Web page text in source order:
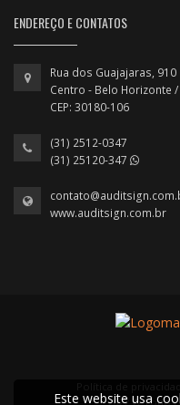
ENDEREÇO E CONTATOS
Rua dos Guajajaras, 910
Centro - Belo Horizonte /
CEP: 30180-106
(31) 2512-0347
(31) 25120-347
www.auditsign.com.br
2022 © Todos
Este website usa